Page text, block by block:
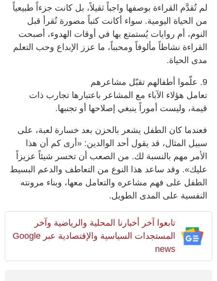
لم تُقدَّم القراءة بوصفها واجباً ثقيلاً، بل كانت جزءاً طبيعياً
من الحياة اليومية. سواء أكانت كتباً مصورة تُقرأ قبل
النوم، أم روايات يُستمتع بها في أوقات الهدوء، أصبحت
القراءة نشاطاً مألوفاً ومحبباً، ما عزز الإبداع وحب التعلم
مدى الحياة.
9. علّموا أطفالهم تقبّل مشاعرهم
تعامل هؤلاء الآباء مع المشاعر باعتبارها تجارب ذات
قيمة، وليست أموراً ينبغي إصلاحها أو تجنبها.
فعندما كان الطفل يشعر بالحزن بعد خسارة لعبة، على
سبيل المثال، قد يقول أحد الوالدين: «أرى كم أن هذا
الأمر مهم بالنسبة لك. من الصعب أن تخسر شيئاً عزيزاً
عليك». وقد ساعد هذا النوع من التعاطف والدعم البسيط
الطفل على فهم مشاعره والتعامل معها، وبناء مرونته
النفسية على المدى الطويل.
تابعوا آخر أخبارنا المحلية والرياضية وآخر
المستجدات السياسية والإقتصادية عبر Google
news